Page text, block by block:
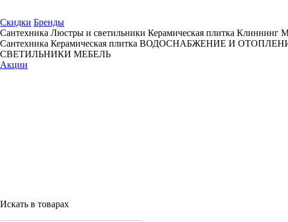
Скидки Бренды
Сантехника Люстры и светильники Керамическая плитка Клиннинг
Сантехника Керамическая плитка ВОДОСНАБЖЕНИЕ И
СВЕТИЛЬНИКИ МЕБЕЛЬ
Акции
Искать в товарах